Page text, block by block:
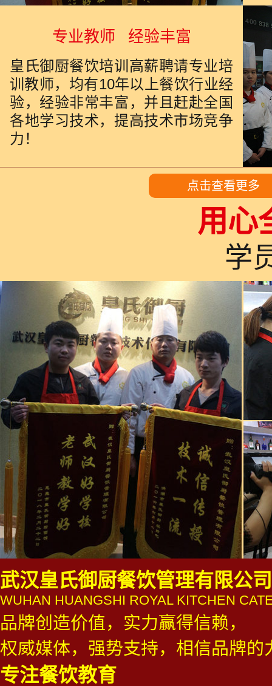
专业教师 经验丰富
皇氏御厨餐饮培训高薪聘请专业培
训教师，均有10年以上餐饮行业经
验，经验非常丰富，并且赶赴全国
各地学习技术，提高技术市场竞争
力！
点击查看更多
用心
学
武汉皇氏御厨餐饮管理有限公司
WUHAN HUANGSHI ROYAL KITCHEN
品牌创造价值，实力赢得信赖，
权威媒体，强势支持，相信品牌的
专注餐饮教育